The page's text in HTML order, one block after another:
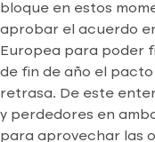
bloque en estos
aprobar el acuerdo
Europea para poder
de fin de año el
retrasa. De este
y perdedores en
para aprovechar las